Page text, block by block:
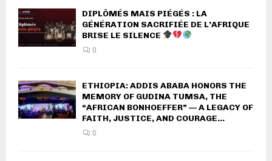
DIPLÔMÉS MAIS PIÉGÉS : LA
GÉNÉRATION SACRIFIÉE DE L’AFRIQUE
BRISE LE SILENCE
0
ETHIOPIA: ADDIS ABABA HONORS THE
MEMORY OF GUDINA TUMSA, THE
“AFRICAN BONHOEFFER” — A LEGACY OF
FAITH, JUSTICE, AND COURAGE...
0